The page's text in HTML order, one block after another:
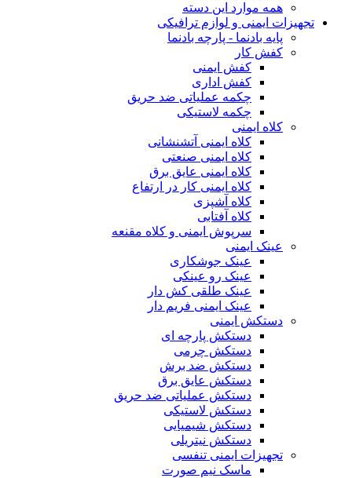
همه موارد این دسته
تجهیزات ایمنی و لوازم ترافیکی
پایه بادنما - پارچه بادنما
کفش کار
کفش ایمنی
کفش اداری
چکمه عملیاتی ضد حریق
چکمه لاستیکی
کلاه ایمنی
کلاه ایمنی آتشنشانی
کلاه ایمنی صنعتی
کلاه ایمنی عایق برق
کلاه ایمنی کار در ارتفاع
کلاه آشپزی
کلاه آفتابی
سرپوش ایمنی و کلاه مقنعه
عینک ایمنی
عینک جوشکاری
عینک رو عینکی
عینک طلقی کش دار
عینک ایمنی فریم دار
دستکش ایمنی
دستکش پارچه ای
دستکش چرمی
دستکش ضد برش
دستکش عایق برق
دستکش عملیاتی ضد حریق
دستکش لاستیکی
دستکش شیمیایی
دستکش نیتریلی
تجهیزات ایمنی تنفسی
ماسک نیم صورت